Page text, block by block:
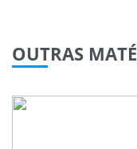
OUTRAS